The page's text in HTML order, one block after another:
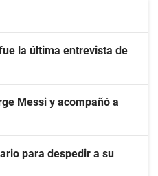
la última entrevista de
Messi y acompañó a
para despedir a su